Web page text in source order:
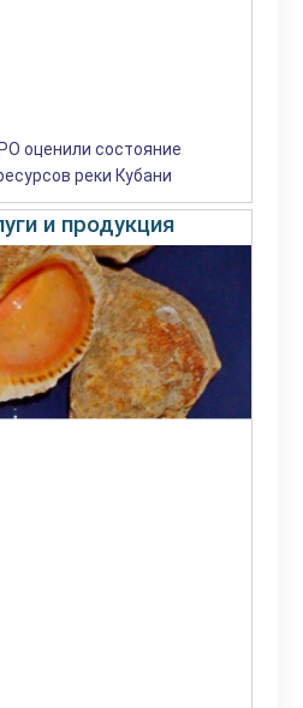
оценили состояние
реки Кубани
и продукция